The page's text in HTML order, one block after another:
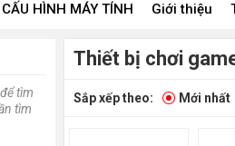
HÌNH MÁY TÍNH Giới thiệu
tìm
tìm
Thiết bị chơi
Sắp xếp theo: Mới nhất